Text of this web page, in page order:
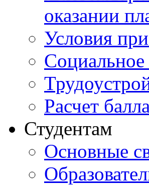
оказании
Условия
Социальное
Расчет
Студентам
Основные